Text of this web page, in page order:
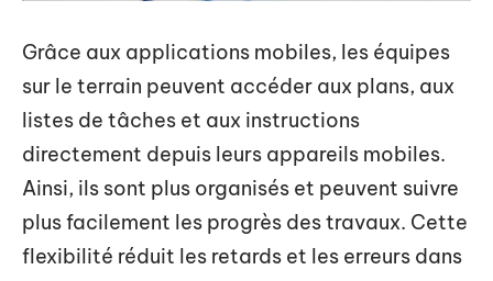
Grâce aux applications mobiles, les équipes
sur le terrain peuvent accéder aux plans, aux
listes de tâches et aux instructions
directement depuis leurs appareils mobiles.
Ainsi, ils sont plus organisés et peuvent suivre
plus facilement les progrès des travaux. Cette
flexibilité réduit les retards et les erreurs dans